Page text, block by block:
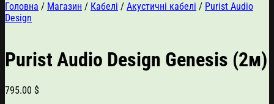
Головна / Магазин / Кабелі / Акустичні кабелі / Purist Audio
Design
Purist Audio Design Genesis (2м)
795.00 $